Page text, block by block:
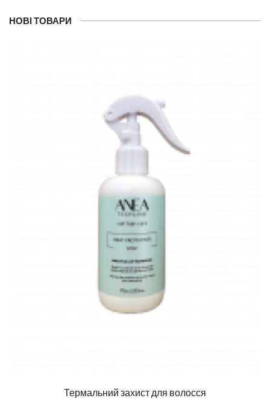
НОВІ ТОВАРИ
Термальний захист для волосся